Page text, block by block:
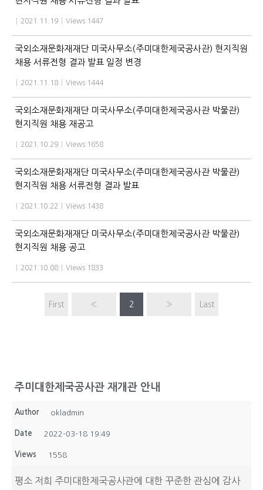
2021.11.19 Views 1447
국외소재문화재재단 미국사무소(주미대한제국공사관) 현지직원
채용 서류전형 결과 발표 일정 변경
2021.11.18 Views 1444
국외소재문화재재단 미국사무소(주미대한제국공사관 박물관)
현지직원 채용 재공고
2021.10.29 Views 1658
국외소재문화재재단 미국사무소(주미대한제국공사관 박물관)
현지직원 채용 서류전형 결과 발표
2021.10.22 Views 1438
국외소재문화재재단 미국사무소(주미대한제국공사관 박물관)
현지직원 채용 공고
2021.10.08 Views 1833
First « 2 » Last
주미대한제국공사관 재개관 안내
Author okladmin
Date 2022-03-18 19:49
Views 1558
평소 저희 주미대한제국공사관에 대한 꾸준한 관심에 감사